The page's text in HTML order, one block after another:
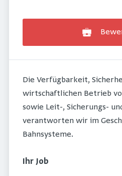
Die Verfügbarkeit,
wirtschaftlichen Betrieb
sowie Leit-, Sicherungs-
verantworten wir im
Bahnsysteme.
Ihr Job